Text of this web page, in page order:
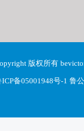
版权所有
ICP备05001948号-1 鲁